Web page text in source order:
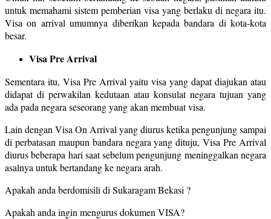
untuk memahami sistem pemberian visa yang berlaku di negara itu.
Visa on arrival umumnya diberikan kepada bandara di kota-kota
besar.
Visa Pre Arrival
Sementara itu, Visa Pre Arrival yaitu visa yang dapat diajukan atau
didapat di perwakilan kedutaan atau konsulat negara tujuan yang
ada pada negara seseorang yang akan membuat visa.
Lain dengan Visa On Arrival yang diurus ketika pengunjung sampai
di perbatasan maupun bandara negara yang dituju, Visa Pre Arrival
diurus beberapa hari saat sebelum pengunjung meninggalkan negara
asalnya untuk bertandang ke negara arah.
Apakah anda berdomisili di Sukaragam Bekasi ?
Apakah anda ingin mengurus dokumen VISA?